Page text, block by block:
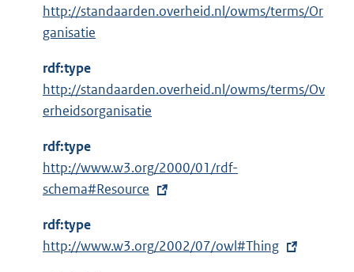
k
:
http://standaarden.overheid.nl/owms/terms/Or
ganisatie
rdf:type
http://standaarden.overheid.nl/owms/terms/Ov
erheidsorganisatie
rdf:type
E
x
e
r
http://www.w3.org/2000/01/rdf-
schema#Resource
rdf:type
E
http://www.w3.org/2002/07/owl#Thing